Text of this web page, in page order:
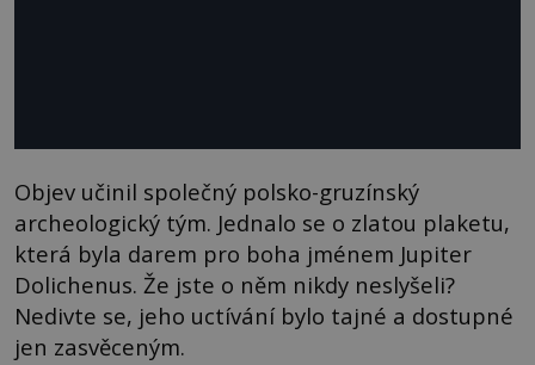
Objev učinil společný polsko-gruzínský
archeologický tým. Jednalo se o zlatou plaketu,
která byla darem pro boha jménem Jupiter
Dolichenus. Že jste o něm nikdy neslyšeli?
Nedivte se, jeho uctívání bylo tajné a dostupné
jen zasvěceným.